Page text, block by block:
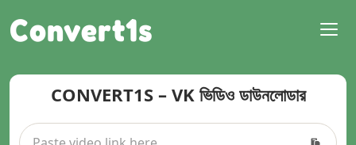
Convert1s
CONVERT1S – VK ভিডিও ডাউনলোডার